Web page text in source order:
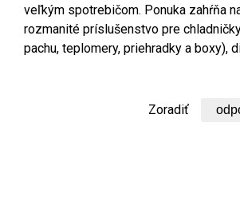
veľkým spotrebičom. Ponuka zahŕňa
rozmanité príslušenstvo pre
pachu, teplomery, priehradky a boxy),
Zoradiť